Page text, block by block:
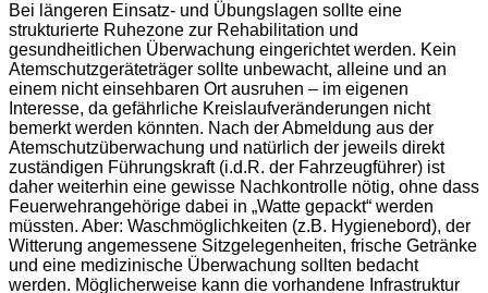
Bei längeren Einsatz- und Übungslagen sollte eine
strukturierte Ruhezone zur Rehabilitation und
gesundheitlichen Überwachung eingerichtet werden. Kein
Atemschutzgeräteträger sollte unbewacht, alleine und an
einem nicht einsehbaren Ort ausruhen – im eigenen
Interesse, da gefährliche Kreislaufveränderungen nicht
bemerkt werden könnten. Nach der Abmeldung aus der
Atemschutzüberwachung und natürlich der jeweils direkt
zuständigen Führungskraft (i.d.R. der Fahrzeugführer) ist
daher weiterhin eine gewisse Nachkontrolle nötig, ohne dass
Feuerwehrangehörige dabei in „Watte gepackt“ werden
müssten. Aber: Waschmöglichkeiten (z.B. Hygienebord), der
Witterung angemessene Sitzgelegenheiten, frische Getränke
und eine medizinische Überwachung sollten bedacht
werden. Möglicherweise kann die vorhandene Infrastruktur